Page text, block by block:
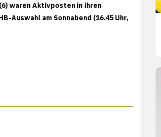
waren Aktivposten in ihren
Auswahl am Sonnabend (16.45 Uhr,